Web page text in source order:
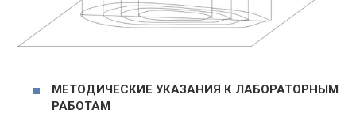
МЕТОДИЧЕСКИЕ УКАЗАНИЯ К ЛАБОРАТОРНЫМ
РАБОТАМ